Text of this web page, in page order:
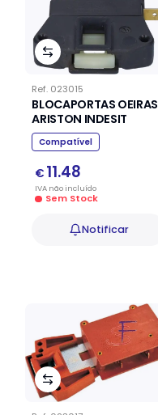
Ref. 023015
BLOCAPORTAS OEIRAS
ARISTON INDESIT
Compatível
€ 11.48
IVA nãoincluído
Sem Stock
Notificar